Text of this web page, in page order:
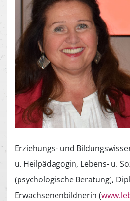
Erziehungs- und
u. Heilpädagogin, Lebens- u.
(psychologische Beratung),
Erwachsenenbildnerin (